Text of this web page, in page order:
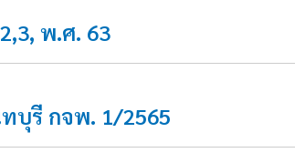
พ.ศ. 63
บุรี กจพ. 1/2565